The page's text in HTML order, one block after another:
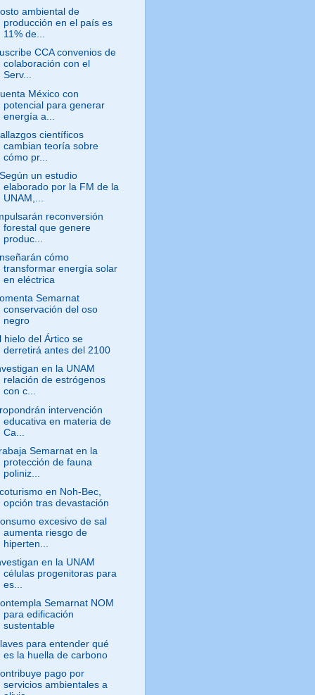
ambiental de
producción en el país es
11% de...
CCA convenios de
colaboración con el
Serv...
México con
potencial para generar
energía a...
científicos
cambian teoría sobre
cómo pr...
un estudio
elaborado por la FM de la
UNAM,...
reconversión
forestal que genere
produc...
cómo
transformar energía solar
en eléctrica
Semarnat
conservación del oso
negro
hielo del Ártico se
derretirá antes del 2100
en la UNAM
relación de estrógenos
con c...
intervención
educativa en materia de
Ca...
Semarnat en la
protección de fauna
poliniz...
en Noh-Bec,
opción tras devastación
excesivo de sal
aumenta riesgo de
hiperten...
en la UNAM
células progenitoras para
es...
Semarnat NOM
para edificación
sustentable
para entender qué
es la huella de carbono
pago por
servicios ambientales a